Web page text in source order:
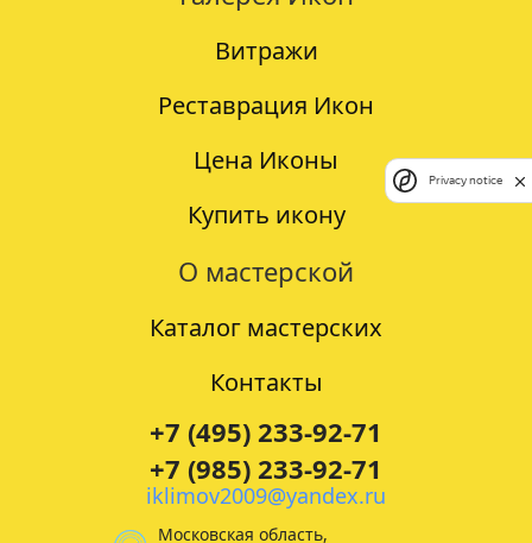
Витражи
Реставрация Икон
Цена Иконы
Купить икону
О мастерской
Каталог мастерских
Контакты
+7 (495) 233-92-71
+7 (985) 233-92-71
iklimov2009@yandex.ru
Московская область,
Privacy notice